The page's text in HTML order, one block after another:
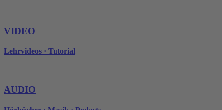
VIDEO
Lehrvideos · Tutorial
AUDIO